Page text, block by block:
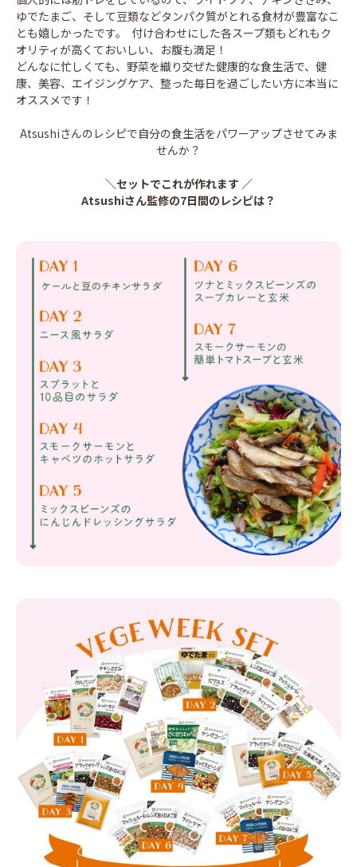
ゆでたまご、そして豆類などタンパク質がとれる食材が豊富なこ
とも嬉しかったです。 付け合わせにした各スープ類もどれもク
オリティが高くておいしい、お腹も満足！
どんなに忙しくても、野菜を織り交ぜた健康的な食生活で、健
康、美容、エイジングケア、整った毎日を過ごしたい方に本当に
オススメです！
Atsushiさんのレシピで自分の食生活をパワーアップさせてみま
せんか？
＼セットでこれが作れます ／
Atsushiさん監修の7日間のレシピは？